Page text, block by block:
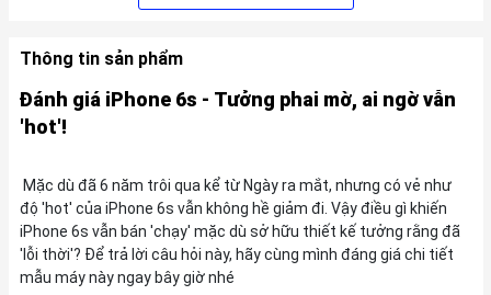
Thông tin sản phẩm
Đánh giá iPhone 6s - Tưởng phai mờ, ai ngờ vẫn
'hot'!
Mặc dù đã 6 năm trôi qua kể từ Ngày ra mắt, nhưng có vẻ như
độ 'hot' của iPhone 6s vẫn không hề giảm đi. Vậy điều gì khiến
iPhone 6s vẫn bán 'chạy' mặc dù sở hữu thiết kế tưởng rằng đã
'lỗi thời'? Để trả lời câu hỏi này, hãy cùng mình đáng giá chi tiết
mẫu máy này ngay bây giờ nhé